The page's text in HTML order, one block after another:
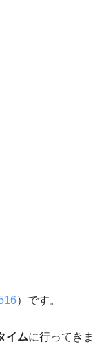
）です。
イムに行ってきま